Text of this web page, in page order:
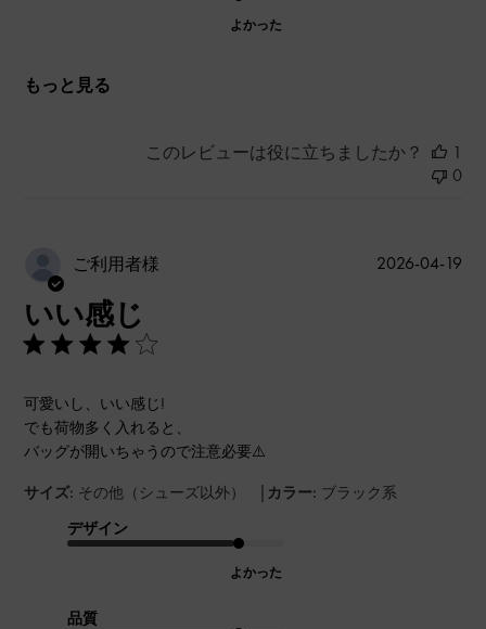
よかった
もっと見る
このレビューは役に立ちましたか？
1
0
ご利用者様
いい感じ
可愛いし、いい感じ!
でも荷物多く入れると、
バッグが開いちゃうので注意必要⚠️
サイズ: その他（シューズ以外） | カラー: ブラック系
デザイン
よかった
品質
公
2026-04-19